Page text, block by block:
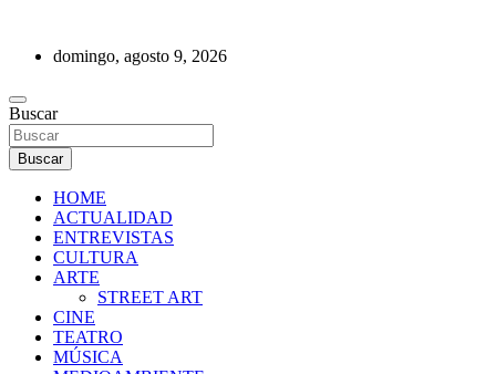
contenidodomingo, agosto 9, 2026
REVISTA DE PRENSA
Buscar
Buscar
HOME
ACTUALIDAD
ENTREVISTAS
CULTURA
ARTE
STREET ART
CINE
TEATRO
MÚSICA